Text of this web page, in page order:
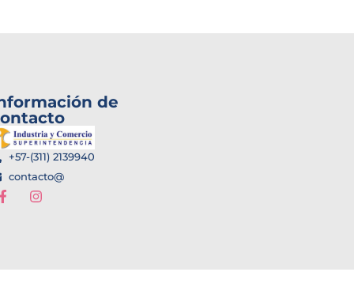
de
+57-(311) 2139940
contacto@